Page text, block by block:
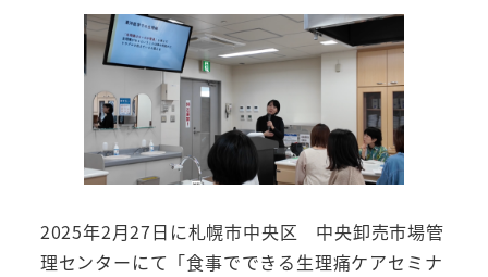
2025年2月27日に札幌市中央区 中央卸売市場管
理センターにて「食事でできる生理痛ケアセミナ